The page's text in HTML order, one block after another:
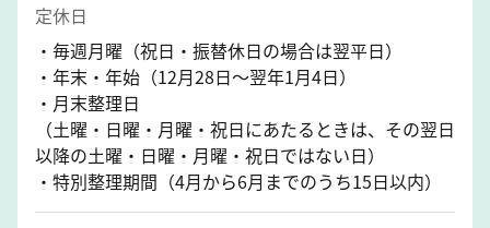
定休日
・毎週月曜（祝日・振替休日の場合は翌平日）
・年末・年始（12月28日～翌年1月4日）
・月末整理日
（土曜・日曜・月曜・祝日にあたるときは、その翌日
以降の土曜・日曜・月曜・祝日ではない日）
・特別整理期間（4月から6月までのうち15日以内）